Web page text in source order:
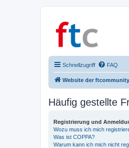
Schnellzugriff FAQ
Website der ftcommunity
Häufig gestellte
Registrierung und
Wozu muss ich mich
Was ist COPPA?
Warum kann ich mich nicht